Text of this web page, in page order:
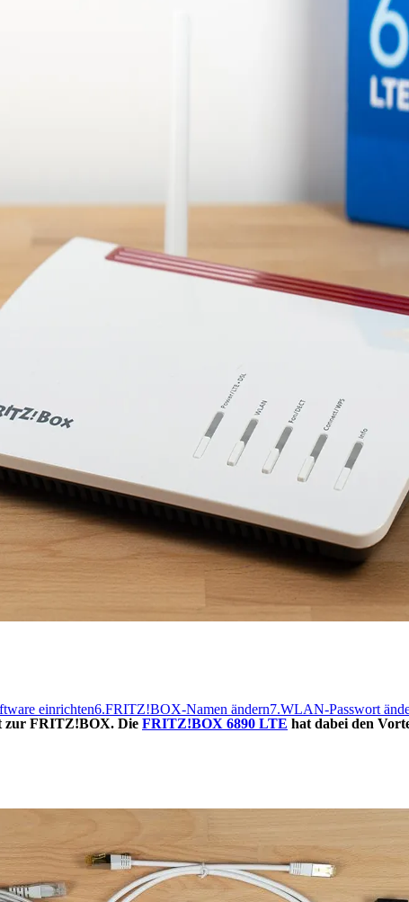
einrichten6.FRITZ!BOX-Namen ändern7.WLAN-Passwort
zur FRITZ!BOX. Die FRITZ!BOX 6890 LTE hat dabei den